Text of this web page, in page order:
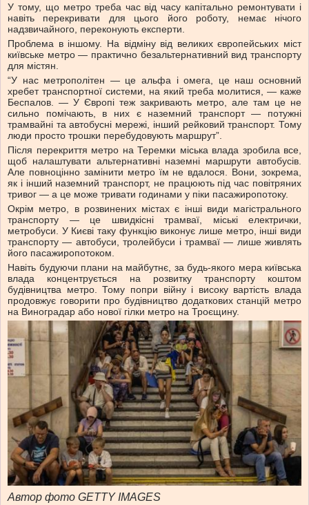
У тому, що метро треба час від часу капітально ремонтувати і
навіть перекривати для цього його роботу, немає нічого
надзвичайного, переконують експерти.
Проблема в іншому. На відміну від великих європейських міст
київське метро — практично безальтернативний вид транспорту
для містян.
“У нас метрополітен — це альфа і омега, це наш основний
хребет транспортної системи, на який треба молитися, — каже
Беспалов. — У Європі теж закривають метро, але там це не
сильно помічають, в них є наземний транспорт — потужні
трамвайні та автобусні мережі, інший рейковий транспорт. Тому
люди просто трошки перебудовують маршрут”.
Після перекриття метро на Теремки міська влада зробила все,
щоб налаштувати альтернативні наземні маршрути автобусів.
Але повноцінно замінити метро їм не вдалося. Вони, зокрема,
як і інший наземний транспорт, не працюють під час повітряних
тривог — а це може тривати годинами у піки пасажиропотоку.
Окрім метро, в розвинених містах є інші види магістрального
транспорту — це швидкісні трамваї, міські електрички,
метробуси. У Києві таку функцію виконує лише метро, інші види
транспорту — автобуси, тролейбуси і трамваї — лише живлять
його пасажиропотоком.
Навіть будуючи плани на майбутнє, за будь-якого мера київська
влада концентрується на розвитку транспорту коштом
будівництва метро. Тому попри війну і високу вартість влада
продовжує говорити про будівництво додаткових станцій метро
на Виноградар або нової гілки метро на Троєщину.
Автор фото GETTY IMAGES